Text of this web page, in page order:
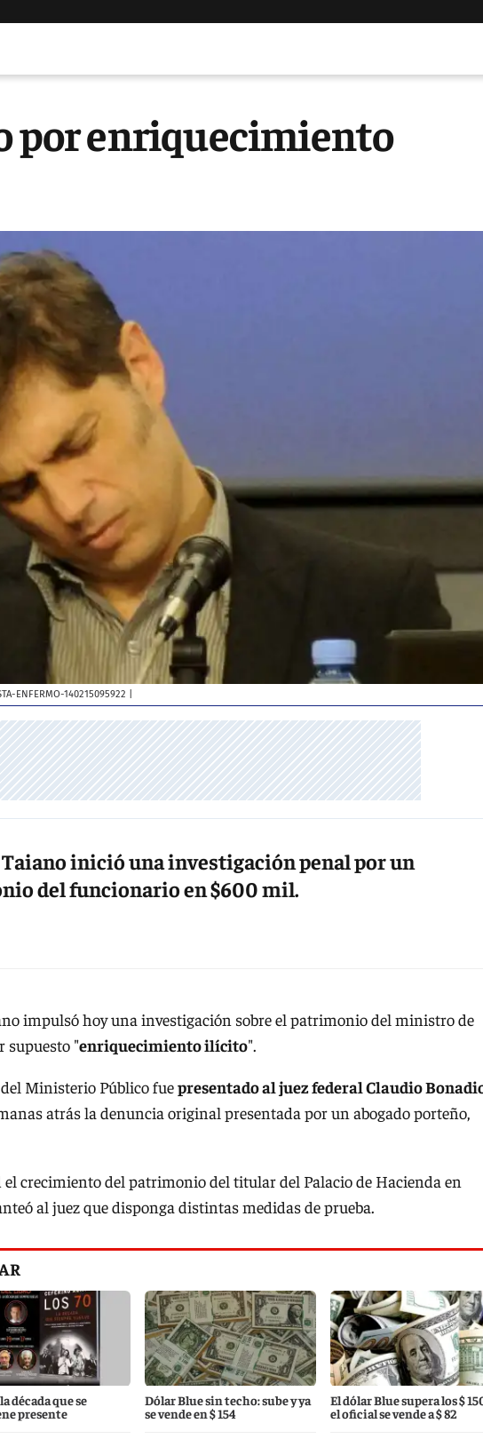
por enriquecimiento
ENFERMO-140215095922
inició una investigación penal por un
del funcionario en $600 mil.
impulsó hoy una investigación sobre el patrimonio del ministro de
supuesto "enriquecimiento ilícito".
Ministerio Público fuepresentado al juez federal Claudio
atrás la denuncia original presentada por un abogado porteño,
crecimiento del patrimonio del titular del Palacio de Hacienda en
al juez que disponga distintas medidas de prueba.
década que se
presente
Dólar Blue sin techo: sube y ya
se vende en $ 154
El dólar Blue supera los $
el oficial se vende a $ 82